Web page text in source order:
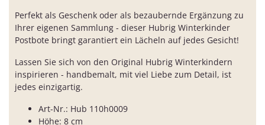
Perfekt als Geschenk oder als bezaubernde Ergänzung zu
Ihrer eigenen Sammlung - dieser Hubrig Winterkinder
Postbote bringt garantiert ein Lächeln auf jedes Gesicht!
Lassen Sie sich von den Original Hubrig Winterkindern
inspirieren - handbemalt, mit viel Liebe zum Detail, ist
jedes einzigartig.
Art-Nr.: Hub 110h0009
Höhe: 8 cm